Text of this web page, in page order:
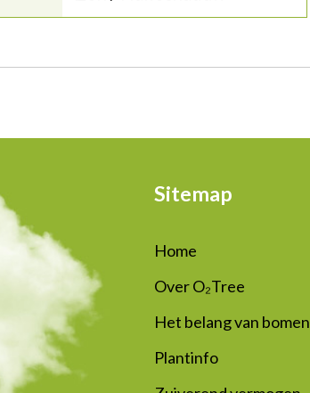
Sitemap
Home
Over O₂Tree
Het belang van bomen
Plantinfo